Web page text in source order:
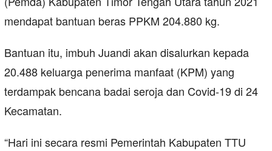
mendapat bantuan beras PPKM 204.880 kg.
Bantuan itu, imbuh Juandi akan disalurkan kepada
20.488 keluarga penerima manfaat (KPM) yang
terdampak bencana badai seroja dan Covid-19 di 24
Kecamatan.
“Hari ini secara resmi Pemerintah Kabupaten TTU